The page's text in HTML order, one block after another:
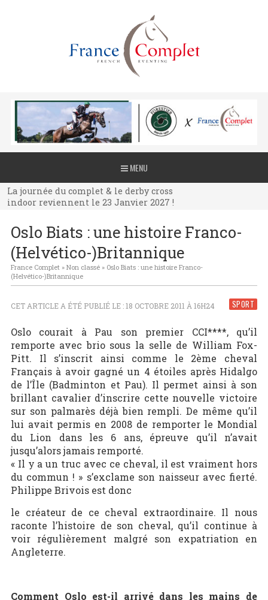
MENU
La journée du complet & le derby cross
indoor reviennent le 23 Janvier 2027 !
La journée du complet & le derby cross
indoor reviennent le 23 Janvier 2027 !
indoor reviennent le 23 Janvier 2027 !
Oslo Biats : une histoire Franco-
(Helvético-)Britannique
France Complet» Non classé» Oslo Biats : une histoire Franco-
(Helvético-)Britannique
SPORT
CET ARTICLE A ÉTÉ PUBLIÉ LE : 18 OCTOBRE 2011 À 16H24
Oslo courait à Pau son premier CCI****, qu’il
remporte avec brio sous la selle de William Fox-
Pitt. Il s’inscrit ainsi comme le 2ème cheval
Français à avoir gagné un 4 étoiles après Hidalgo
de l’Île (Badminton et Pau). Il permet ainsi à son
brillant cavalier d’inscrire cette nouvelle victoire
sur son palmarès déjà bien rempli. De même qu’il
lui avait permis en 2008 de remporter le Mondial
du Lion dans les 6 ans, épreuve qu’il n’avait
jusqu’alors jamais remporté.
« Il y a un truc avec ce cheval, il est vraiment hors
du commun ! » s’exclame son naisseur avec fierté.
Philippe Brivois est donc
le créateur de ce cheval extraordinaire. Il nous
raconte l’histoire de son cheval, qu’il continue à
voir régulièrement malgré son expatriation en
Angleterre.
Comment Oslo est-il arrivé dans les mains de